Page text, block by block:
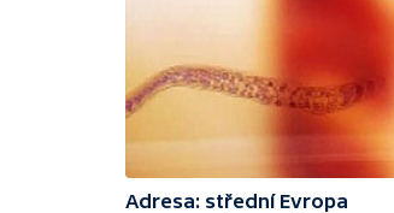
Adresa: střední Evropa